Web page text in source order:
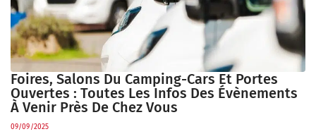
Foires, Salons Du Camping-Cars Et Portes
Ouvertes : Toutes Les Infos Des Évènements
À Venir Près De Chez Vous
09/09/2025